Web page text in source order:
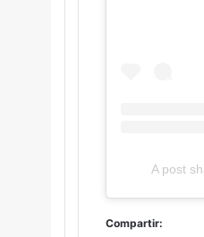
A post
Compartir: